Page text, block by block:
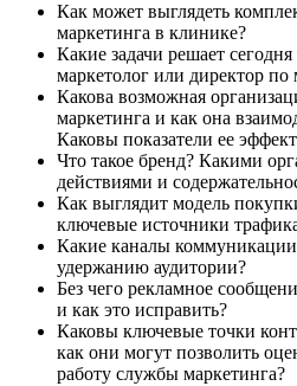
Как может выглядеть
маркетинга в клинике?
Какие задачи решает
маркетолог или директор по
Какова возможная
маркетинга и как она
Каковы показатели ее
Что такое бренд? Какими
действиями и
Как выглядит модель
ключевые источники
Какие каналы
удержанию аудитории?
Без чего рекламное
и как это исправить?
Каковы ключевые точки
как они могут позволить
работу службы маркетинга?